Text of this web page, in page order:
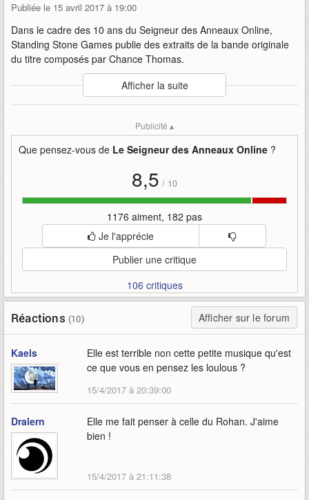
Publiée le 15 avril 2017 à 19:00
Dans le cadre des 10 ans du Seigneur des Anneaux Online,
Standing Stone Games publie des extraits de la bande originale
du titre composés par Chance Thomas.
Auteur
Standing Stone Games
: Kaels
le-seigneur-des-anneaux-online
les-ombres-dangmar
originale
sdao
standing-stone-games thomas
Afficher la suite
Publicité ▴
Que pensez-vous de Le Seigneur des Anneaux Online ?
8,5 / 10
1176 aiment, 182 pas
Je l'apprécie
Publier une critique
106 critiques
Réactions (10) Afficher sur le forum
Kaels
Elle est terrible non cette petite musique qu'est
ce que vous en pensez les loulous ?
15/4/2017 à 20:39:00
Dralern
Elle me fait penser à celle du Rohan. J'aime
bien !
15/4/2017 à 21:11:38